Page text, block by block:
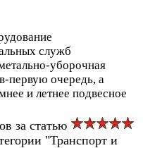
служб
уборочная
первую очередь, а
и летнее подвесное
за статью
"Транспорт и